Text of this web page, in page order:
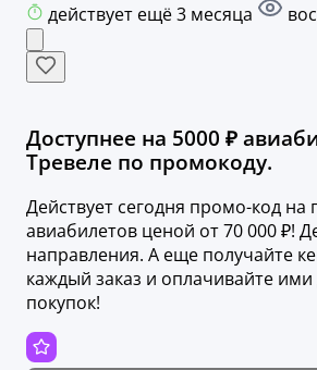
действует ещё 3 месяца
Доступнее на 5000 ₽
Тревеле по промокоду.
Действует сегодня промо-код на
авиабилетов ценой от 70 000 ₽!
направления. А еще получайте
каждый заказ и оплачивайте
покупок!